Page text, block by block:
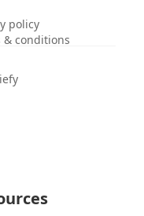
policy
& conditions